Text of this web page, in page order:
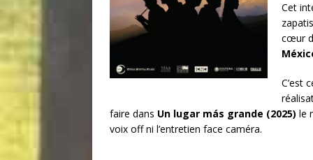
Cet
cœur
C’est
faire dans Un lugar más grande (2025) le
voix off ni l’entretien face caméra.